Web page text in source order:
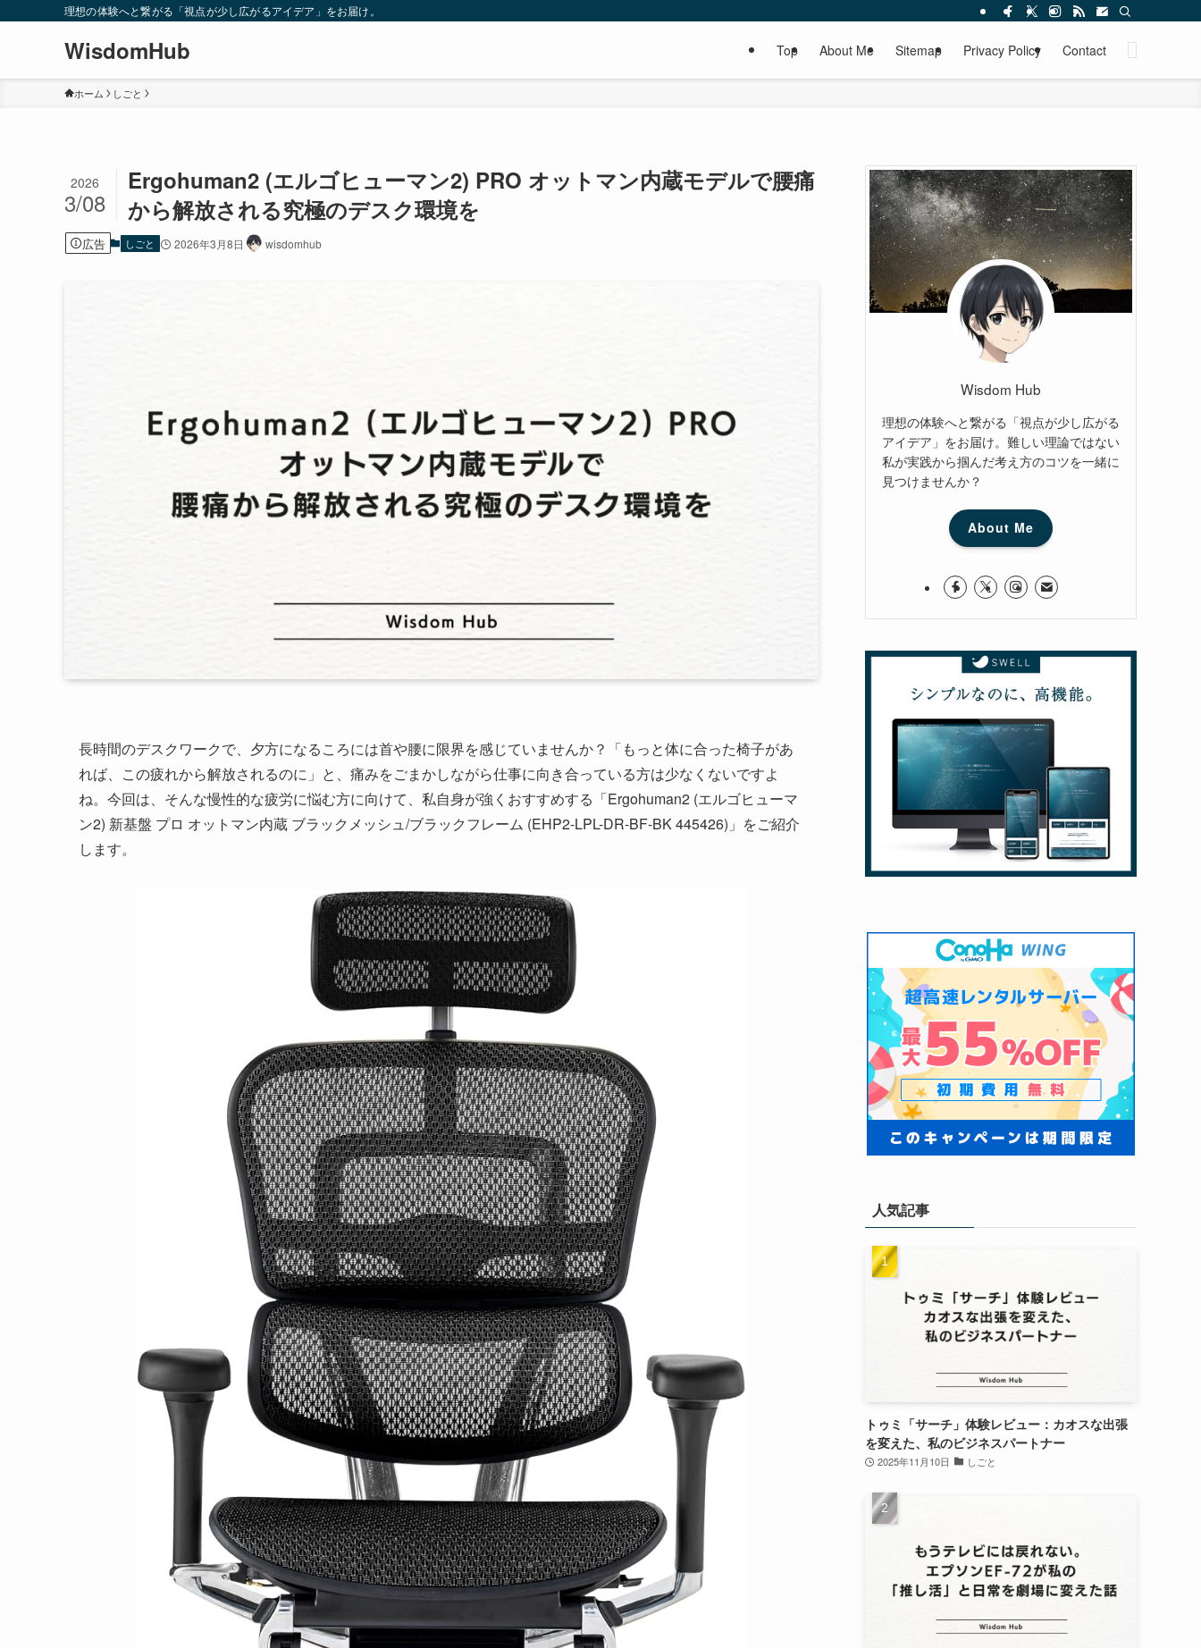
理想の体験へと繋がる「視点が少し広がるアイデア」をお届け。
WisdomHub Top About Me Sitemap Privacy Policy Contact
ホーム しごと
Ergohuman2 (エルゴヒューマン2) PRO オットマン内蔵モデルで腰痛
から解放される究極のデスク環境を
2026
3/08
広告 しごと 2026年3月8日 wisdomhub
長時間のデスクワークで、夕方になるころには首や腰に限界を感じていませんか？「もっと体に合った椅子があ
れば、この疲れから解放されるのに」と、痛みをごまかしながら仕事に向き合っている方は少なくないですよ
ね。今回は、そんな慢性的な疲労に悩む方に向けて、私自身が強くおすすめする「Ergohuman2 (エルゴヒューマ
ン2) 新基盤 プロ オットマン内蔵 ブラックメッシュ/ブラックフレーム (EHP2-LPL-DR-BF-BK 445426)」をご紹介
します。
Wisdom Hub
理想の体験へと繋がる「視点が少し広がる
アイデア」をお届け。難しい理論ではない
私が実践から掴んだ考え方のコツを一緒に
見つけませんか？
About Me
人気記事
トゥミ「サーチ」体験レビュー：カオスな出張
を変えた、私のビジネスパートナー
2025年11月10日 しごと